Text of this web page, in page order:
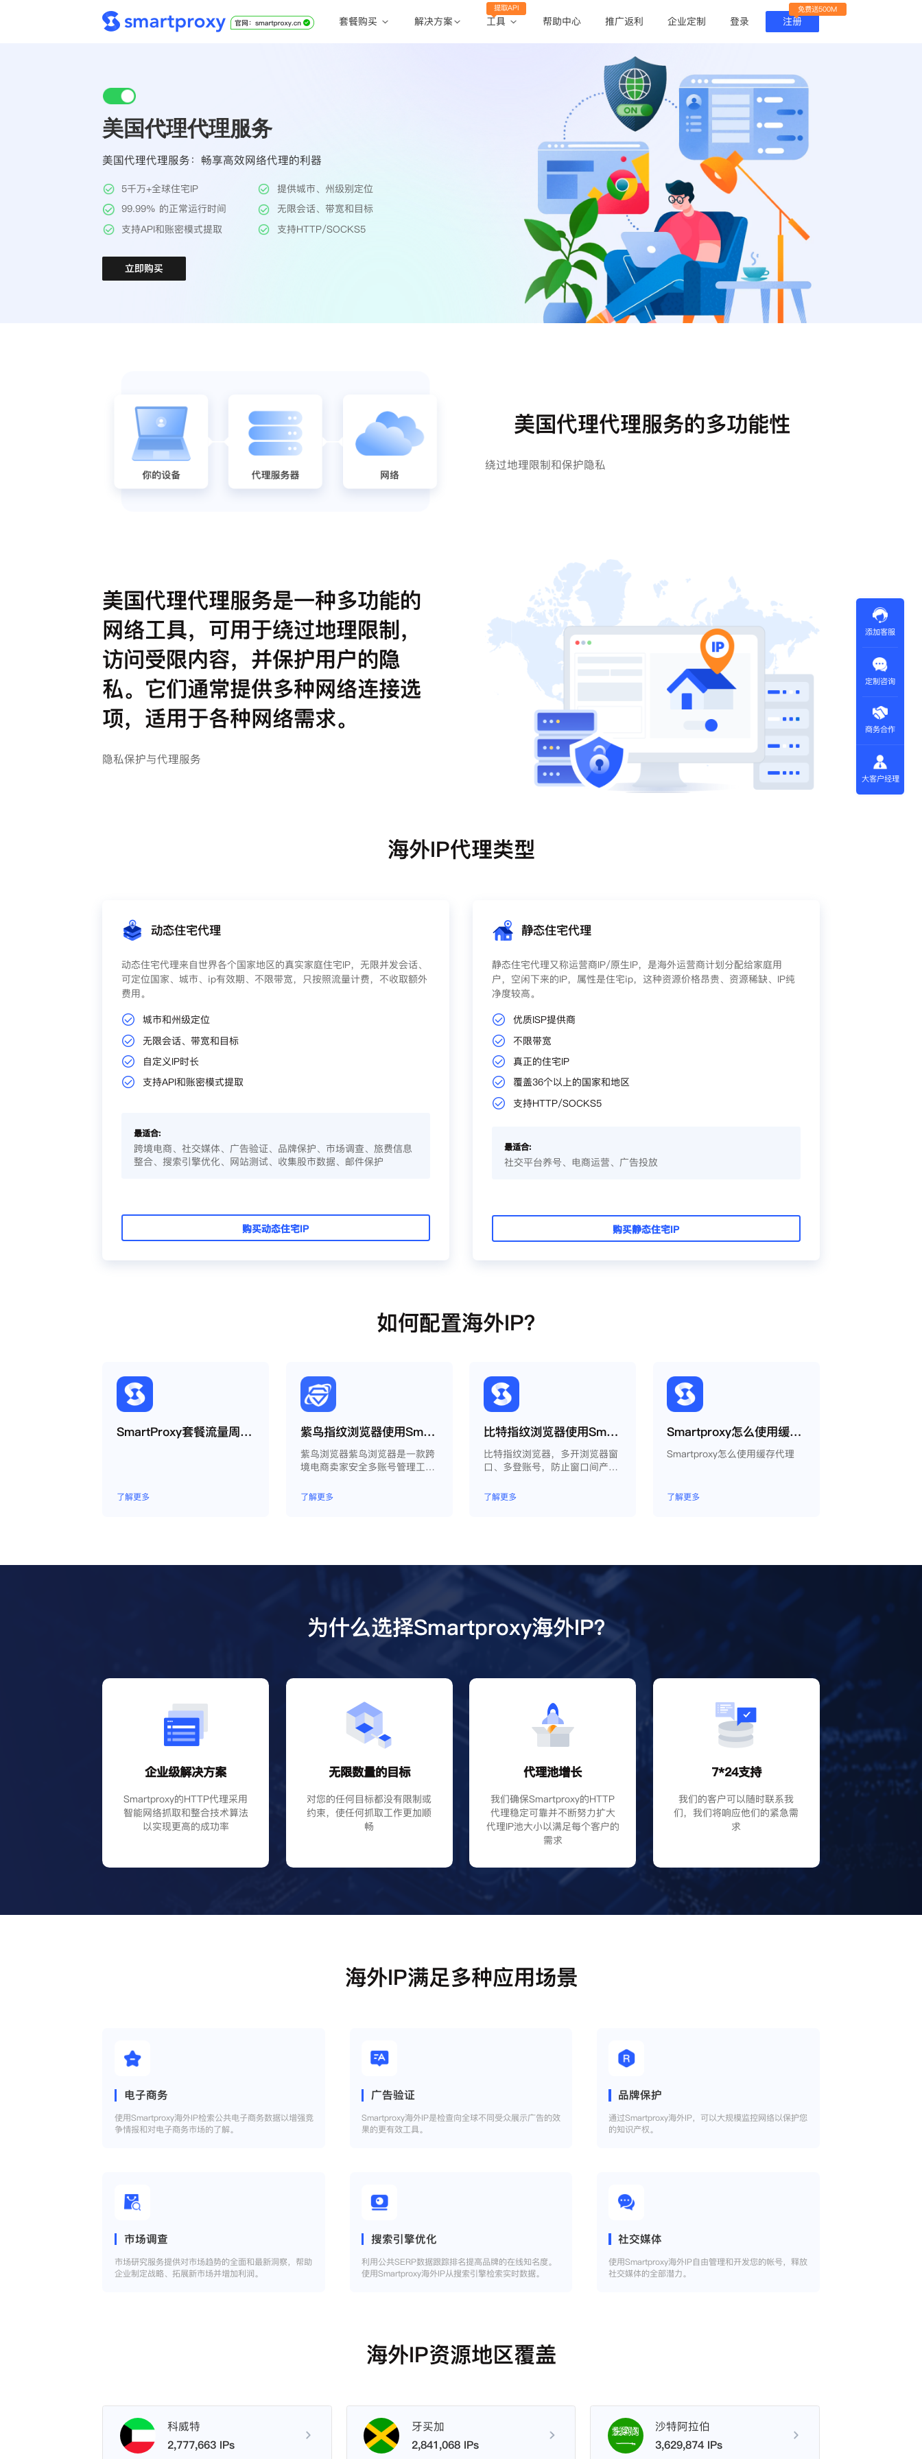
套餐购买 解决方案 工具
提取API
帮助中心 推广返利 企业定制 登录 注册
免费送500M
美国代理代理服务
美国代理代理服务：畅享高效网络代理的利器
5千万+全球住宅IP
提供城市、州级别定位
99.99% 的正常运行时间
无限会话、带宽和目标
支持API和账密模式提取
支持HTTP/SOCKS5
立即购买
美国代理代理服务的多功能性
绕过地理限制和保护隐私
美国代理代理服务是一种多功能的
网络工具，可用于绕过地理限制，
访问受限内容，并保护用户的隐
私。它们通常提供多种网络连接选
项，适用于各种网络需求。
隐私保护与代理服务
海外IP代理类型
动态住宅代理
动态住宅代理来自世界各个国家地区的真实家庭住宅IP，无限并发会话、
可定位国家、城市、ip有效期、不限带宽，只按照流量计费，不收取额外
费用。
城市和州级定位
无限会话、带宽和目标
自定义IP时长
支持API和账密模式提取
最适合:
跨境电商、社交媒体、广告验证、品牌保护、市场调查、旅费信息
整合、搜索引擎优化、网站测试、收集股市数据、邮件保护
购买动态住宅IP
静态住宅代理
静态住宅代理又称运营商IP/原生IP，是海外运营商计划分配给家庭用
户，空闲下来的IP，属性是住宅ip，这种资源价格昂贵、资源稀缺、IP纯
净度较高。
优质ISP提供商
不限带宽
真正的住宅IP
覆盖36个以上的国家和地区
支持HTTP/SOCKS5
最适合:
社交平台养号、电商运营、广告投放
购买静态住宅IP
如何配置海外IP？
SmartProxy套餐流量周期如何运作？
了解更多
紫鸟指纹浏览器使用Smartproxy教程
紫鸟浏览器紫鸟浏览器是一款跨
境电商卖家安全多账号管理工
了解更多
比特指纹浏览器使用Smartproxy教程
比特指纹浏览器，多开浏览器窗
口、多登账号，防止窗口间产生
模拟独立的电脑信息，模拟不同
的IP地址，使得相互间完全环境
了解更多
Smartproxy怎么使用缓存代理
Smartproxy怎么使用缓存代理
了解更多
为什么选择Smartproxy海外IP？
企业级解决方案
Smartproxy的HTTP代理采用
智能网络抓取和整合技术算法
以实现更高的成功率
无限数量的目标
对您的任何目标都没有限制或
约束，使任何抓取工作更加顺
畅
代理池增长
我们确保Smartproxy的HTTP
代理稳定可靠并不断努力扩大
代理IP池大小以满足每个客户的
需求
7*24支持
我们的客户可以随时联系我
们，我们将响应他们的紧急需
求
海外IP满足多种应用场景
电子商务
使用Smartproxy海外IP检索公共电子商务数据以增强竞
争情报和对电子商务市场的了解。
广告验证
Smartproxy海外IP是检查向全球不同受众展示广告的效
果的更有效工具。
品牌保护
通过Smartproxy海外IP，可以大规模监控网络以保护您
的知识产权。
市场调查
市场研究服务提供对市场趋势的全面和最新洞察，帮助
企业制定战略、拓展新市场并增加利润。
搜索引擎优化
利用公共SERP数据跟踪排名提高品牌的在线知名度。
使用Smartproxy海外IP从搜索引擎检索实时数据。
社交媒体
使用Smartproxy海外IP自由管理和开发您的帐号，释放
社交媒体的全部潜力。
海外IP资源地区覆盖
科威特
2,777,663 IPs
牙买加
2,841,068 IPs
沙特阿拉伯
3,629,874 IPs
添加客服
定制咨询
商务合作
大客户经理